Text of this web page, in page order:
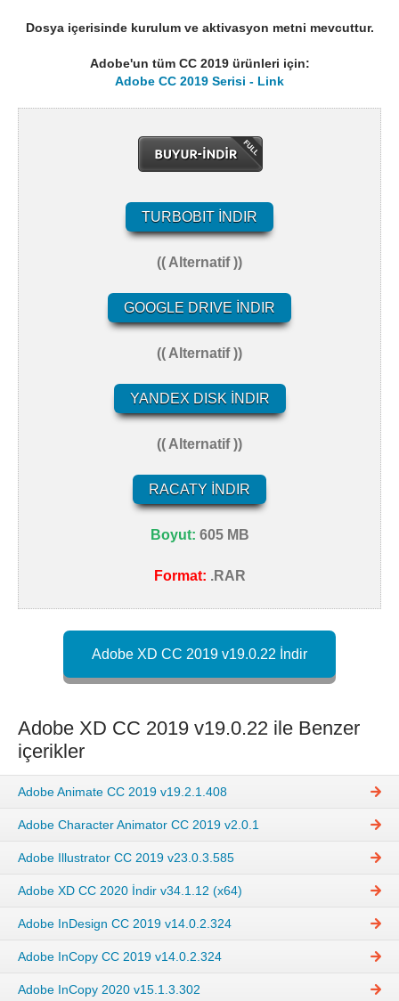
Dosya içerisinde kurulum ve aktivasyon metni mevcuttur.
Adobe'un tüm CC 2019 ürünleri için:
Adobe CC 2019 Serisi - Link
TURBOBIT İNDIR
(( Alternatif ))
GOOGLE DRIVE İNDIR
(( Alternatif ))
YANDEX DISK İNDIR
(( Alternatif ))
RACATY İNDIR
Boyut: 605 MB
Format: .RAR
Adobe XD CC 2019 v19.0.22 İndir
Adobe XD CC 2019 v19.0.22 ile Benzer
içerikler
Adobe Animate CC 2019 v19.2.1.408
Adobe Character Animator CC 2019 v2.0.1
Adobe Illustrator CC 2019 v23.0.3.585
Adobe XD CC 2020 İndir v34.1.12 (x64)
Adobe InDesign CC 2019 v14.0.2.324
Adobe InCopy CC 2019 v14.0.2.324
Adobe InCopy 2020 v15.1.3.302